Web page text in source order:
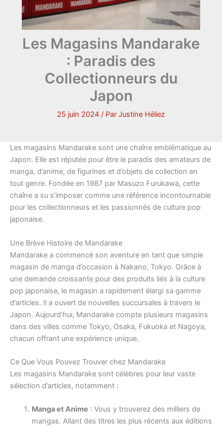
Les Magasins Mandarake
: Paradis des
Collectionneurs du
Japon
25 juin 2024 / Par Justine Héliez
Les magasins Mandarake sont une chaîne emblématique au
Japon. Elle est réputée pour être le paradis des amateurs de
manga, d’anime, de figurines et d’objets de collection en
tout genre. Fondée en 1987 par Masuzo Furukawa, cette
chaîne a su s’imposer comme une référence incontournable
pour les collectionneurs et les passionnés de culture pop
japonaise.
Une Brève Histoire de Mandarake
Mandarake a commencé son aventure en tant que simple
magasin de manga d’occasion à Nakano, Tokyo. Grâce à
une demande croissante pour des produits liés à la culture
pop japonaise, le magasin a rapidement élargi sa gamme
d’articles. Il a ouvert de nouvelles succursales à travers le
Japon. Aujourd’hui, Mandarake compte plusieurs magasins
dans des villes comme Tokyo, Osaka, Fukuoka et Nagoya,
chacun offrant une expérience unique.
Ce Que Vous Pouvez Trouver chez Mandarake
Les magasins Mandarake sont célèbres pour leur vaste
sélection d’articles, notamment :
Manga et Anime : Vous y trouverez des milliers de
mangas. Allant des titres les plus récents aux éditions